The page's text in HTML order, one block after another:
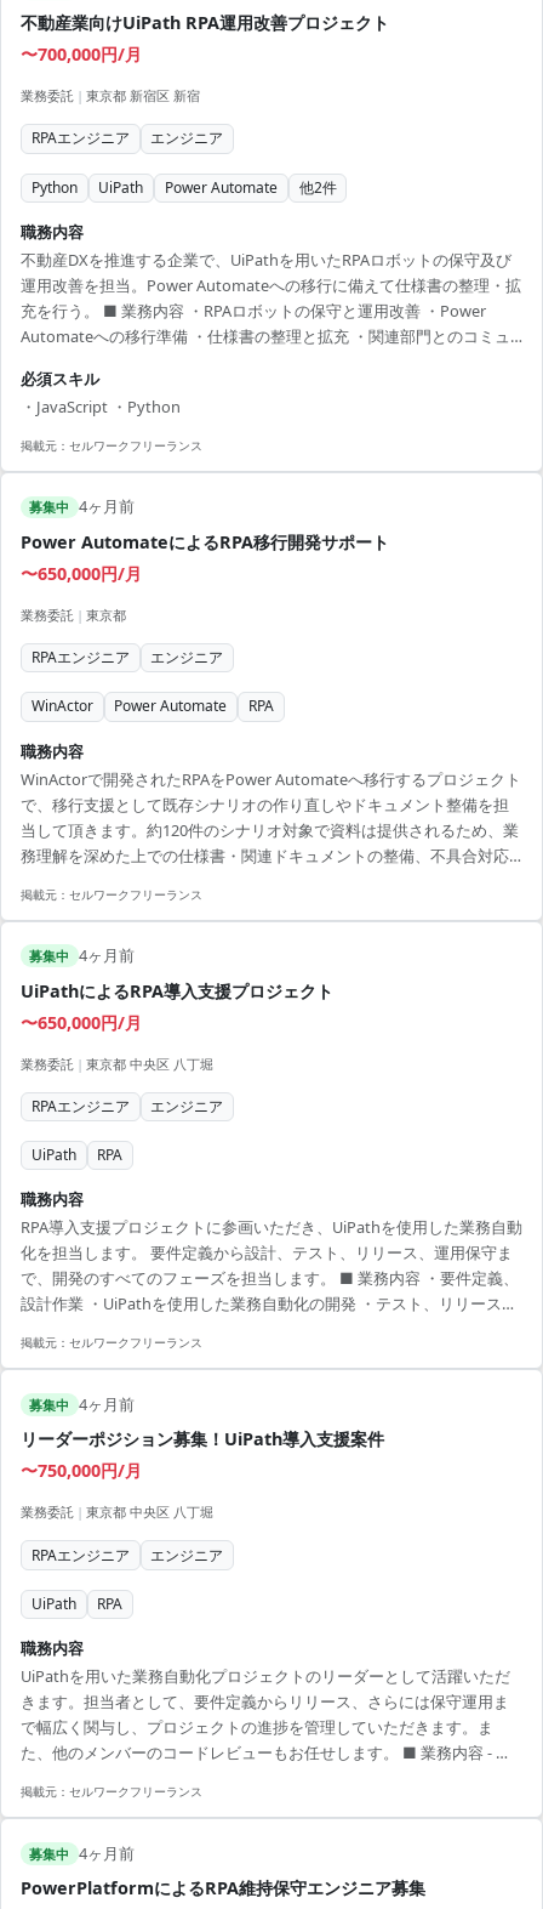
不動産業向けUiPath RPA運用改善プロジェクト
〜700,000円/月
業務委託 | 東京都 新宿区 新宿
RPAエンジニア エンジニア
Python UiPath Power Automate 他2件
職務内容
不動産DXを推進する企業で、UiPathを用いたRPAロボットの保守及び
運用改善を担当。Power Automateへの移行に備えて仕様書の整理・拡
充を行う。 ■ 業務内容 ・RPAロボットの保守と運用改善 ・Power
Automateへの移行準備 ・仕様書の整理と拡充 ・関連部門とのコミュ
会 ・不動産業界でのシステム開発経験が積める ・複数のプラットフォ
ームを扱う技術の幅が広がる ・社内外の関係者と協力しスキルアップ
・働きやすいリモートワーク制度あり
必須スキル
・JavaScript ・Python
掲載元： セルワークフリーランス
募集中 4ヶ月前
Power AutomateによるRPA移行開発サポート
〜650,000円/月
業務委託 | 東京都
RPAエンジニア エンジニア
WinActor Power Automate RPA
職務内容
WinActorで開発されたRPAをPower Automateへ移行するプロジェクト
で、移行支援として既存シナリオの作り直しやドキュメント整備を担
当して頂きます。約120件のシナリオ対象で資料は提供されるため、業
務理解を深めた上での仕様書・関連ドキュメントの整備、不具合対応
Automateのスキルを活かしてキャリアアップが可能 ・社内外の連携を
約120件のシナリオを対象にした大規模プロジェクトで経験を積める ・
RPA移行の専門技術を身につけられる
掲載元： セルワークフリーランス
募集中 4ヶ月前
UiPathによるRPA導入支援プロジェクト
〜650,000円/月
業務委託 | 東京都 中央区 八丁堀
RPAエンジニア エンジニア
UiPath RPA
職務内容
RPA導入支援プロジェクトに参画いただき、UiPathを使用した業務自動
化を担当します。 要件定義から設計、テスト、リリース、運用保守ま
で、開発のすべてのフェーズを担当します。 ■ 業務内容 ・要件定義、
設計作業 ・UiPathを使用した業務自動化の開発 ・テスト、リリースの
・八丁堀でのリモート併用プロジェクト ・長期案件で安定した稼働が
ョン能力が活かせる現場 ・ドキュメント作成スキルが向上するチャン
ス
掲載元： セルワークフリーランス
募集中 4ヶ月前
リーダーポジション募集！UiPath導入支援案件
〜750,000円/月
業務委託 | 東京都 中央区 八丁堀
RPAエンジニア エンジニア
UiPath RPA
職務内容
UiPathを用いた業務自動化プロジェクトのリーダーとして活躍いただ
きます。担当者として、要件定義からリリース、さらには保守運用ま
で幅広く関与し、プロジェクトの進捗を管理していただきます。ま
た、他のメンバーのコードレビューもお任せします。 ■ 業務内容 - 要
進捗管理 - メンバーのソースコードレビュー 【アピールポイント】 - 成
が可能 - UiPathを駆使した最新のRPA技術に携われる - プロジェクトの
進捗管理力が向上できる - 他メンバーの育成を通じたリーダーシッ...
掲載元： セルワークフリーランス
募集中 4ヶ月前
PowerPlatformによるRPA維持保守エンジニア募集